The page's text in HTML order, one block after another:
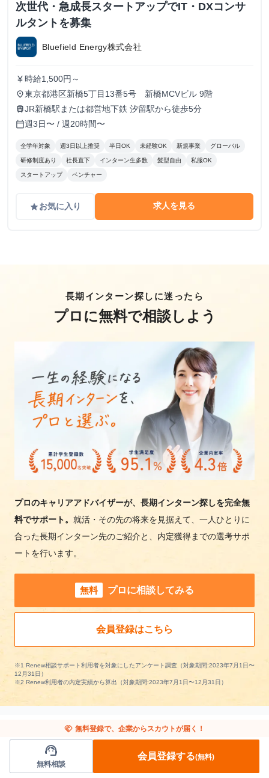
次世代・急成長スタートアップでIT・DXコンサ
ルタントを募集
Bluefield Energy株式会社
currency_yen 時給1,500円～
place東京都港区新橋5丁目13番5号 新橋MCVビル 9階
trainJR新橋駅または都営地下鉄 汐留駅から徒歩5分
calendar_today週3日〜 / 週20時間〜
全学年対象 週3日以上推奨 半日OK 未経験OK 新規事業 グローバル
研修制度あり 社長直下 インターン生多数 髪型自由 私服OK
スタートアップ ベンチャー
gradeお気に入り 求人を見る
長期インターン探しに迷ったら
プロに無料で相談しよう
プロのキャリアアドバイザーが、長期インターン探しを完全無
料でサポート。 就活・その先の将来を見据えて、一人ひとりに
合った長期インターン先のご紹介と、内定獲得までの選考サポ
ートを行います。
無料 プロに相談してみる
会員登録はこちら
※1 Renew相談サポート利用者を対象にしたアンケート調査（対象期間:2023年7月1日〜
12月31日）
※2 Renew利用者の内定実績から算出（対象期間:2023年7月1日〜12月31日）
交通/インフラの長期インターンを条件で絞り
handshake 無料登録で、企業からスカウトが届く！
support_agent
無料相談
会員登録する(無料)